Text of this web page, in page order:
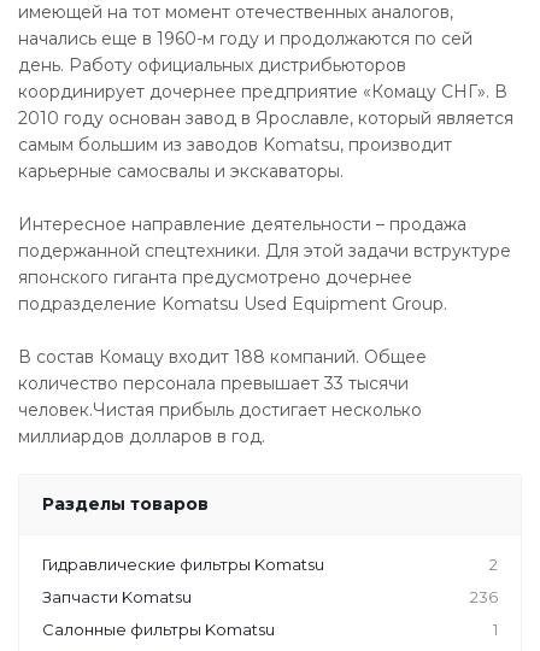
имеющей на тот момент отечественных аналогов,
начались еще в 1960-м году и продолжаются по сей
день. Работу официальных дистрибьюторов
координирует дочернее предприятие «Комацу СНГ». В
2010 году основан завод в Ярославле, который является
самым большим из заводов Komatsu, производит
карьерные самосвалы и экскаваторы.
Интересное направление деятельности – продажа
подержанной спецтехники. Для этой задачи вструктуре
японского гиганта предусмотрено дочернее
подразделение Komatsu Used Equipment Group.
В состав Комацу входит 188 компаний. Общее
количество персонала превышает 33 тысячи
человек.Чистая прибыль достигает несколько
миллиардов долларов в год.
Разделы товаров
Гидравлические фильтры Komatsu
2
Запчасти Komatsu
236
Салонные фильтры Komatsu
1